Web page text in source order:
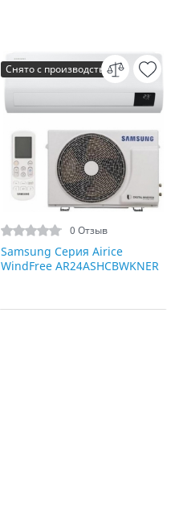
Снято с производства
0 Отзыв
Samsung Серия Airice
WindFree AR24ASHCBWKNER